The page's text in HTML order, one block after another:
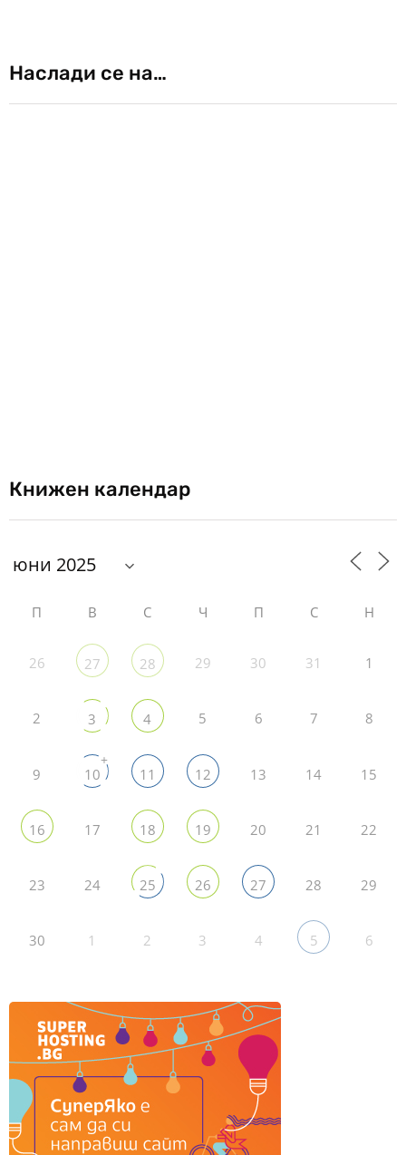
Наслади се на…
Книжен календар
П В С Ч П С Н
26 27 28 29 30 31 1
2 3 4 5 6 7 8
9 10
+
11 12 13 14 15
16 17 18 19 20 21 22
23 24 25 26 27 28 29
30 1 2 3 4 5 6